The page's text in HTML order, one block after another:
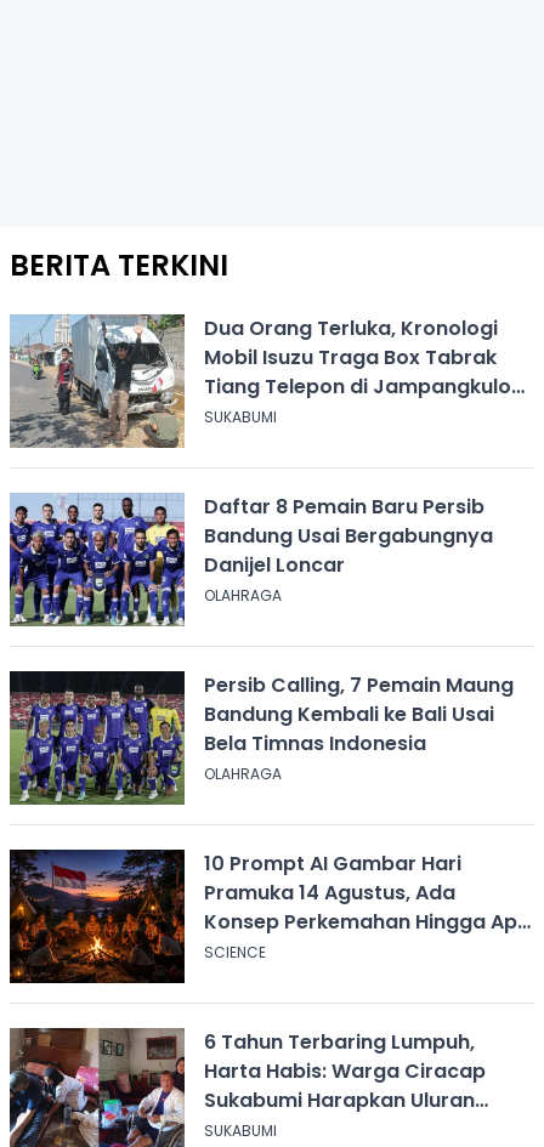
BERITA TERKINI
Dua Orang Terluka, Kronologi
Mobil Isuzu Traga Box Tabrak
Tiang Telepon di Jampangkulon
Sukabumi
SUKABUMI
Daftar 8 Pemain Baru Persib
Bandung Usai Bergabungnya
Danijel Loncar
OLAHRAGA
Persib Calling, 7 Pemain Maung
Bandung Kembali ke Bali Usai
Bela Timnas Indonesia
OLAHRAGA
10 Prompt AI Gambar Hari
Pramuka 14 Agustus, Ada
Konsep Perkemahan Hingga Api
Unggun
SCIENCE
6 Tahun Terbaring Lumpuh,
Harta Habis: Warga Ciracap
Sukabumi Harapkan Uluran
Tangan KDM
SUKABUMI